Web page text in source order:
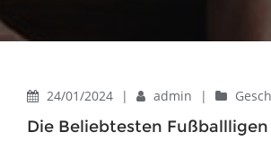
24/01/2024 | admin |
Die Beliebtesten